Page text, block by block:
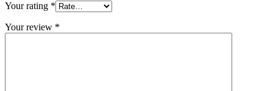
Your rating *
Your review *